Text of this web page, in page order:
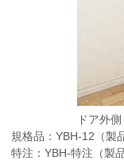
ドア外
規格品：YBH-12（製
特注：YBH-特注（製